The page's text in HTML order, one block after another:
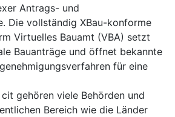
Antrags- und
Die vollständig XBau-konforme
Virtuelles Bauamt (VBA) setzt
Bauanträge und öffnet bekannte
für eine
gehören viele Behörden und
Bereich wie die Länder